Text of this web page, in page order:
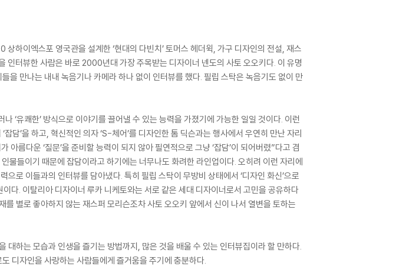
상하이엑스포 영국관을 설계한 ‘현대의 다빈치’ 토머스 헤더윅, 가구 디자인의 전설, 재스
인터뷰한 사람은 바로 2000년대 가장 주목받는 디자이너 넨도의 사토 오오키다. 이 유명
을 만나는 내내 녹음기나 카메라 하나 없이 인터뷰를 했다. 필립 스탁은 녹음기도 없이 만
‘유쾌한’ 방식으로 이야기를 끌어낼 수 있는 능력을 가졌기에 가능한 일일 것이다. 이런
담’을 하고, 혁신적인 의자 ‘S-체어’를 디자인한 톰 딕슨과는 행사에서 우연히 만난 자리
름다운 ‘질문’을 준비할 능력이 되지 않아 필연적으로 그냥 ‘잡담’이 되어버렸”다고 겸
물들이기 때문에 잡담이라고 하기에는 너무나도 화려한 라인업이다. 오히려 이런 자리에
로 이들과의 인터뷰를 담아냈다. 특히 필립 스탁이 무방비 상태에서 ‘디자인 화신’으로
다. 이탈리아 디자이너 루카 니케토와는 서로 같은 세대 디자이너로서 고민을 공유하다
별로 좋아하지 않는 재스퍼 모리슨조차 사토 오오키 앞에서 신이 나서 열변을 토하는
대하는 모습과 인생을 즐기는 방법까지, 많은 것을 배울 수 있는 인터뷰집이라 할 만하다.
디자인을 사랑하는 사람들에게 즐거움을 주기에 충분하다.